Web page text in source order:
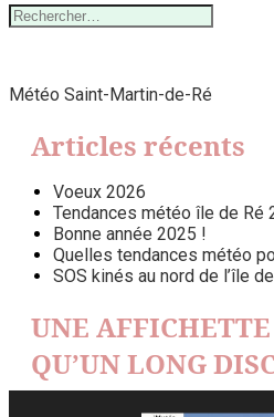
Rechercher :
Météo Saint-Martin-de-Ré
Articles récents
Voeux 2026
Tendances météo île de Ré
Bonne année 2025 !
Quelles tendances météo
SOS kinés au nord de l’île
UNE
QU’UN LONG